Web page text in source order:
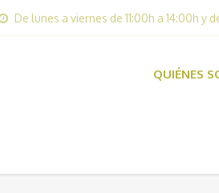
De lunes a viernes de 11:00h a 14:00h y
QUIÉNES